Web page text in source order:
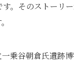
。そのストーリ
乗谷朝倉氏遺跡